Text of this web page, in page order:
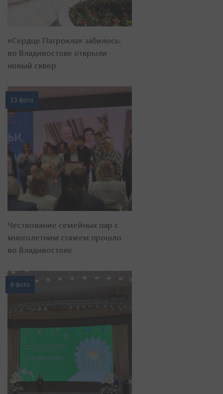
«Сердце Патрокла» забилось:
во Владивостоке открыли
новый сквер
23 фото
Чествование семейных пар с
многолетним стажем прошло
во Владивостоке
8 фото